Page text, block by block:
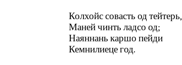
Колхойс совасть од тейтерь,
Маней чинть ладсо од;
Наяннань каршо пейди
Кемнилиеце год.